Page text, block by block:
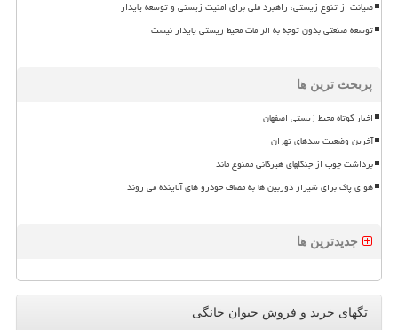
صیانت از تنوع زیستی، راهبرد ملی برای امنیت زیستی و توسعه پایدار
توسعه صنعتی بدون توجه به الزامات محیط زیستی پایدار نیست
پربحث ترین ها
اخبار کوتاه محیط زیستی اصفهان
آخرین وضعیت سدهای تهران
برداشت چوب از جنگلهای هیرکانی ممنوع ماند
هوای پاک برای شیراز دوربین ها به مصاف خودرو های آلاینده می روند
جدیدترین ها
تگهای خرید و فروش حیوان خانگی